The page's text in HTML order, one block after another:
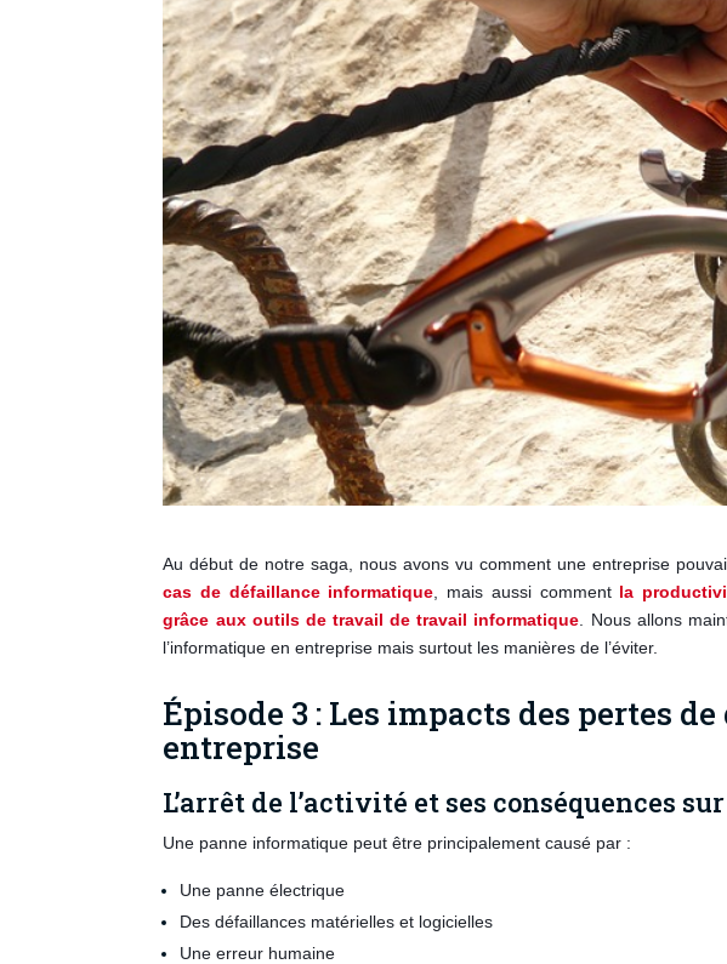
Au début de notre saga, nous avons vu comment une entreprise
cas de défaillance informatique , mais aussi comment la
grâce aux outils de travail de travail informatique . Nous allons
l’informatique en entreprise mais surtout les manières de l’éviter.
Épisode 3 : Les impacts des pertes
entreprise
L’arrêt de l’activité et ses conséquences
Une panne informatique peut être principalement causé par :
Une panne électrique
Des défaillances matérielles et logicielles
Une erreur humaine